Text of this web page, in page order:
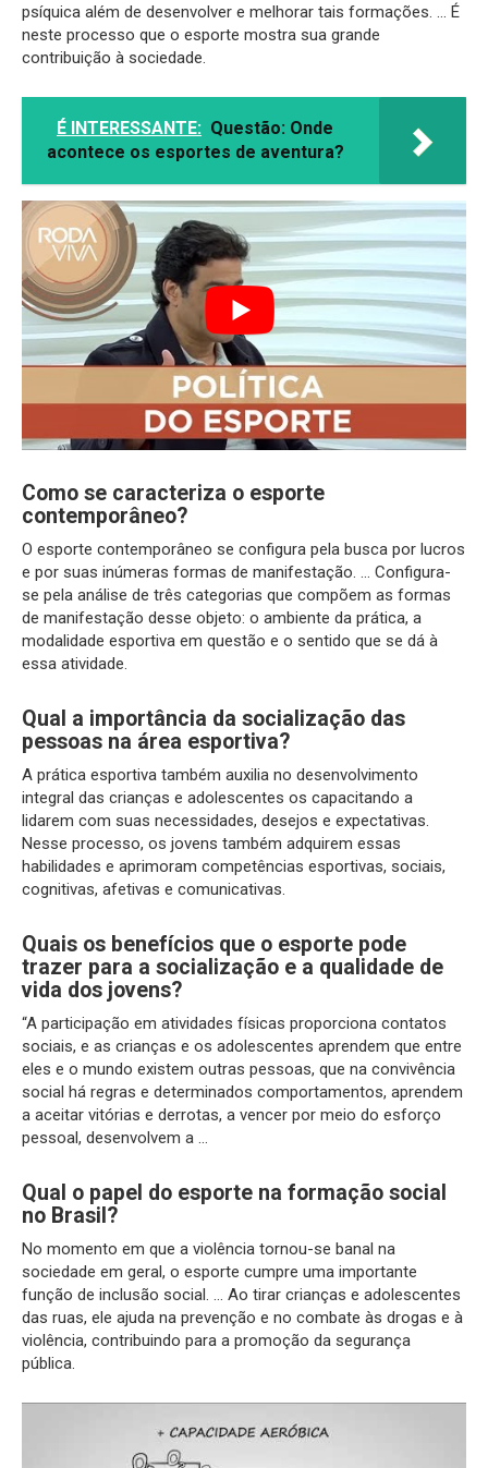
psíquica além de desenvolver e melhorar tais formações. … É
neste processo que o esporte mostra sua grande
contribuição à sociedade.
É INTERESSANTE: Questão: Onde
acontece os esportes de aventura?
Como se caracteriza o esporte
contemporâneo?
O esporte contemporâneo se configura pela busca por lucros
e por suas inúmeras formas de manifestação. … Configura-
se pela análise de três categorias que compõem as formas
de manifestação desse objeto: o ambiente da prática, a
modalidade esportiva em questão e o sentido que se dá à
essa atividade.
Qual a importância da socialização das
pessoas na área esportiva?
A prática esportiva também auxilia no desenvolvimento
integral das crianças e adolescentes os capacitando a
lidarem com suas necessidades, desejos e expectativas.
Nesse processo, os jovens também adquirem essas
habilidades e aprimoram competências esportivas, sociais,
cognitivas, afetivas e comunicativas.
Quais os benefícios que o esporte pode
trazer para a socialização e a qualidade de
vida dos jovens?
“A participação em atividades físicas proporciona contatos
sociais, e as crianças e os adolescentes aprendem que entre
eles e o mundo existem outras pessoas, que na convivência
social há regras e determinados comportamentos, aprendem
a aceitar vitórias e derrotas, a vencer por meio do esforço
pessoal, desenvolvem a …
Qual o papel do esporte na formação social
no Brasil?
No momento em que a violência tornou-se banal na
sociedade em geral, o esporte cumpre uma importante
função de inclusão social. … Ao tirar crianças e adolescentes
das ruas, ele ajuda na prevenção e no combate às drogas e à
violência, contribuindo para a promoção da segurança
pública.